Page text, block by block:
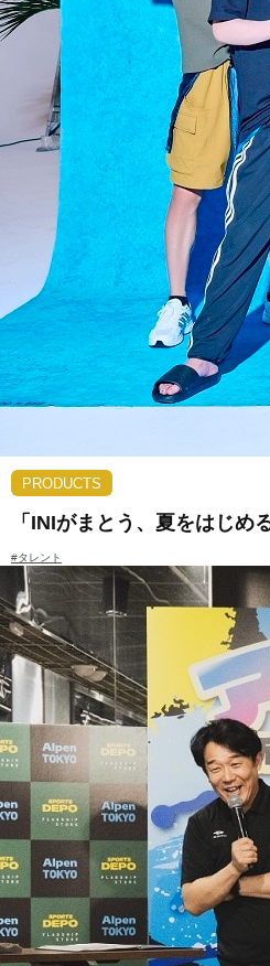
PRODUCTS
「INIがまとう、夏をはじ
#タレント